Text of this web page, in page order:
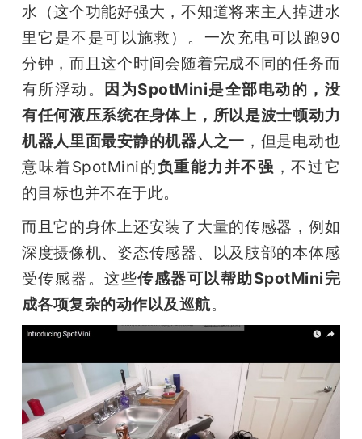
水（这个功能好强大，不知道将来主人掉进水
里它是不是可以施救）。一次充电可以跑90
分钟，而且这个时间会随着完成不同的任务而
有所浮动。 因为SpotMini是全部电动的，没
有任何液压系统在身体上，所以是波士顿动力
机器人里面最安静的机器人之一 ，但是电动也
意味着SpotMini的负重能力并不强 ，不过它
的目标也并不在于此。
而且它的身体上还安装了大量的传感器，例如
深度摄像机、姿态传感器、以及肢部的本体感
受传感器。这些传感器可以帮助SpotMini完
成各项复杂的动作以及巡航。